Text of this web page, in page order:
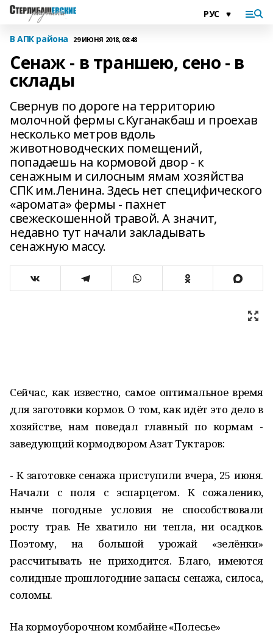
В АПК района 29 ИЮНЯ 2018, 08:48
Сенаж - в траншею, сено - в
склады
Свернув по дороге на территорию
молочной фермы с.Куганакбаш и проехав
несколько метров вдоль
животноводческих помещений,
попадаешь на кормовой двор - к
сенажным и силосным ямам хозяйства
СПК им.Ленина. Здесь нет специфического
«аромата» фермы - пахнет
свежескошенной травой. А значит,
недавно тут начали закладывать
сенажную массу.
Сейчас, как известно, самое оптимальное время
для заготовки кормов. О том, как идёт это дело в
хозяйстве, нам поведал главный по кормам -
заведующий кормодвором Азат Туктаров:
- К заготовке сенажа приступили вчера, 25 июня.
Начали с поля с эспарцетом. К сожалению,
нынче погодные условия не способствовали
росту трав. Не хватило ни тепла, ни осадков.
Поэтому, на большой урожай «зелёнки»
рассчитывать не приходится. Благо, имеются
солидные прошлогодние запасы сенажа, силоса,
соломы.
На кормоуборочном комбайне «Полесье»